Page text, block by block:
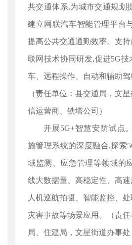
共交通体系,为城市交通规划
建立网联汽车智能管理平台
提高公共交通通勤效率。支
联网技术协同研发,促进5G
车、远程操作、自动和辅助驾
（责任单位：县交通局，文
信运营商、铁塔公司）
开展5G+智慧安防试点
施管理系统的深度融合,探索
域监测、应急管理等领域的
线大数据量、高稳定性、高
人机巡航拍摄、智能监控、
灾害事故等场景应用。（责
局、住建局，文星街道办事处